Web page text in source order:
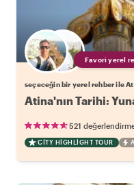
Favori yerel
seçeceğin bir yerel rehber ile
Atina'nın Tarihi:
521
CITY HIGHLIGHT TOUR